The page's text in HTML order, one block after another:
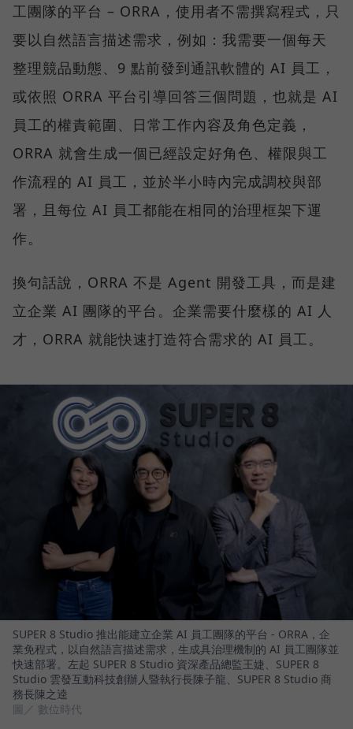
工團隊的平台 – ORRA，使用者不需撰寫程式，只
要以自然語言描述需求，例如：我需要一個每天
整理競品動態、9 點前發到通訊軟體的 AI 員工，
或依照 ORRA 平台引導回答三個問題，也就是 AI
員工的權責範圍、日常工作內容及角色定義，
ORRA 就會生成一個已經設定好角色、權限與工
作流程的 AI 員工，並於半小時內完成調校與部
署，且每位 AI 員工都能在相同的治理框架下運
作。
換句話說，ORRA 不是 Agent 開發工具，而是建
立企業 AI 團隊的平台。企業需要什麼樣的 AI 人
才，ORRA 就能快速打造符合需求的 AI 員工。
SUPER 8 Studio 推出能建立企業 AI 員工團隊的平台 - ORRA，企
業免程式，以自然語言描述需求，生成具治理機制的 AI 員工團隊並
快速部署。左起 SUPER 8 Studio 資深產品總監王婕、SUPER 8
Studio 雲發互動科技創辦人暨執行長陳子龍、SUPER 8 Studio 商
務長陳之逵
圖／ 數位時代